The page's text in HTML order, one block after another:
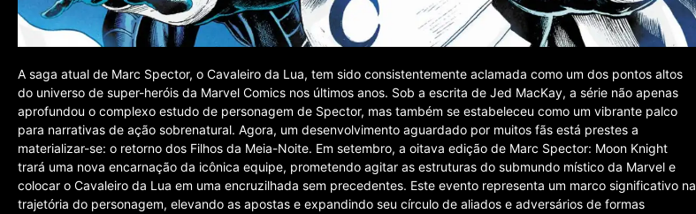
A saga atual de Marc Spector, o Cavaleiro da Lua, tem sido consistentemente aclamada como um dos pontos altos
do universo de super-heróis da Marvel Comics nos últimos anos. Sob a escrita de Jed MacKay, a série não apenas
aprofundou o complexo estudo de personagem de Spector, mas também se estabeleceu como um vibrante palco
para narrativas de ação sobrenatural. Agora, um desenvolvimento aguardado por muitos fãs está prestes a
materializar-se: o retorno dos Filhos da Meia-Noite. Em setembro, a oitava edição de Marc Spector: Moon Knight
trará uma nova encarnação da icônica equipe, prometendo agitar as estruturas do submundo místico da Marvel e
colocar o Cavaleiro da Lua em uma encruzilhada sem precedentes. Este evento representa um marco significativo na
trajetória do personagem, elevando as apostas e expandindo seu círculo de aliados e adversários de formas